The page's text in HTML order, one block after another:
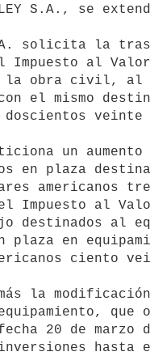
S.A., se
solicita la
Impuesto al
la obra civil, al
el mismo
doscientos
un
en plaza
Impuesto al
destinados al
plaza en
ciento
la
que
20 de
hasta